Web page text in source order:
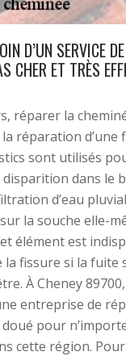
D’UN SERVICE
CHER ET TRÈS
réparer la
réparation d’une
sont utilisés
dans le
d’eau
la souche elle-
élément est
fissure si la fuite
À Cheney
entreprise de
pour
cette région.